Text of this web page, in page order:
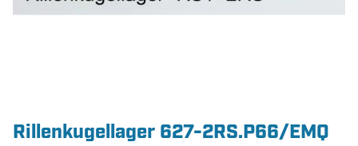
Rillenkugellager 627-2RS.P66/EMQ